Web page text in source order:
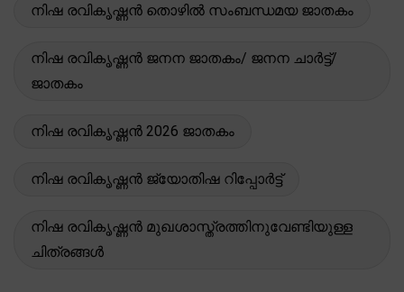
നിഷ രവികൃഷ്ണൻ തൊഴിൽ സംബന്ധമയ ജാതകം
നിഷ രവികൃഷ്ണൻ ജനന ജാതകം/ ജനന ചാർട്ട്/
ജാതകം
നിഷ രവികൃഷ്ണൻ 2026 ജാതകം
നിഷ രവികൃഷ്ണൻ ജ്യോതിഷ റിപ്പോർട്ട്
നിഷ രവികൃഷ്ണൻ മുഖശാസ്ത്രത്തിനുവേണ്ടിയുള്ള
ചിത്രങ്ങൾ